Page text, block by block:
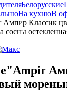
Белорусские
На кухнюВ
Ампир Классик
сосны